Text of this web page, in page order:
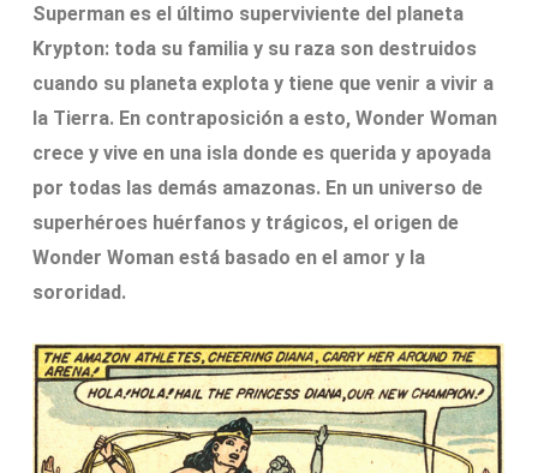
Superman es el último superviviente del planeta
Krypton: toda su familia y su raza son destruidos
cuando su planeta explota y tiene que venir a vivir a
la Tierra. En contraposición a esto, Wonder Woman
crece y vive en una isla donde es querida y apoyada
por todas las demás amazonas. En un universo de
superhéroes huérfanos y trágicos, el origen de
Wonder Woman está basado en el amor y la
sororidad.